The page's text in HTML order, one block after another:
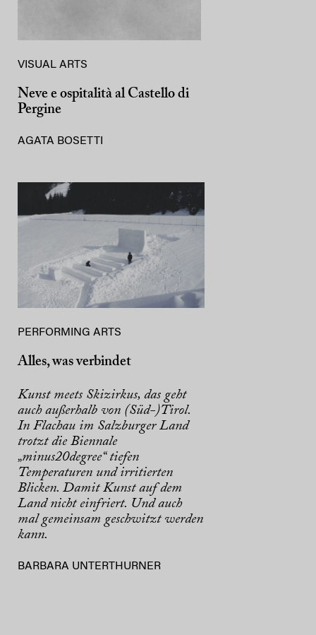
VISUAL ARTS
Neve e ospitalità al Castello di
Pergine
AGATA BOSETTI
PERFORMING ARTS
Alles, was verbindet
Kunst meets Skizirkus, das geht
auch außerhalb von (Süd-)Tirol.
In Flachau im Salzburger Land
trotzt die Biennale
„minus20degree“ tiefen
Temperaturen und irritierten
Blicken. Damit Kunst auf dem
Land nicht einfriert. Und auch
mal gemeinsam geschwitzt werden
kann.
BARBARA UNTERTHURNER